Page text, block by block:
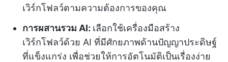
เวิร์กโฟลว์ตามความต้องการของคุณ
การผสานรวม AI: เลือกใช้เครื่องมือสร้าง
เวิร์กโฟลว์ด้วย AI ที่มีศักยภาพด้านปัญญาประดิษฐ์
ที่แข็งแกร่ง เพื่อช่วยให้การอัตโนมัติเป็นเรื่องง่าย